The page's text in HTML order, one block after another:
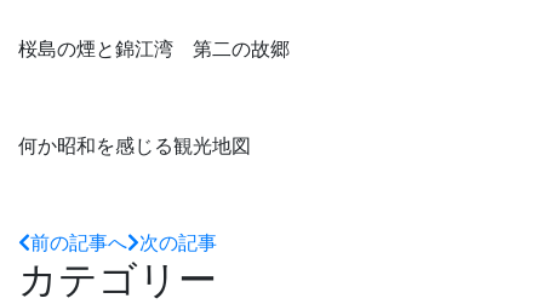
桜島の煙と錦江湾 第二の故郷
何か昭和を感じる観光地図
前の記事へ 次の記事
カテゴリー